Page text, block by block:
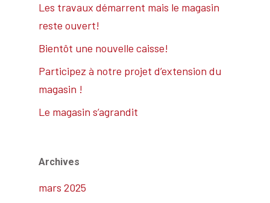
Les travaux démarrent mais le magasin
reste ouvert!
Bientôt une nouvelle caisse!
Participez à notre projet d’extension du
magasin !
Le magasin s’agrandit
Archives
mars 2025